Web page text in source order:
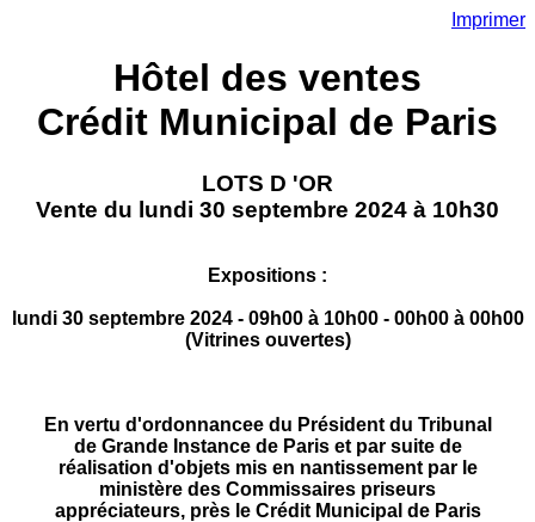
Imprimer
Hôtel des ventes
Crédit Municipal de Paris
LOTS D 'OR
Vente du lundi 30 septembre 2024 à 10h30
Expositions :
lundi 30 septembre 2024 - 09h00 à 10h00 - 00h00 à 00h00
(Vitrines ouvertes)
En vertu d'ordonnancee du Président du Tribunal
de Grande Instance de Paris et par suite de
réalisation d'objets mis en nantissement par le
ministère des Commissaires priseurs
appréciateurs, près le Crédit Municipal de Paris